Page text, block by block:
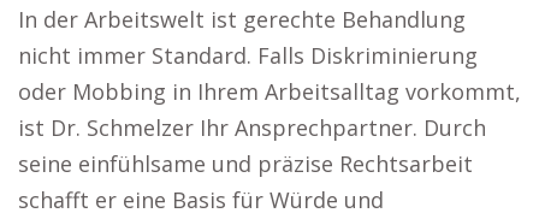
In der Arbeitswelt ist gerechte Behandlung
nicht immer Standard. Falls Diskriminierung
oder Mobbing in Ihrem Arbeitsalltag vorkommt,
ist Dr. Schmelzer Ihr Ansprechpartner. Durch
seine einfühlsame und präzise Rechtsarbeit
schafft er eine Basis für Würde und